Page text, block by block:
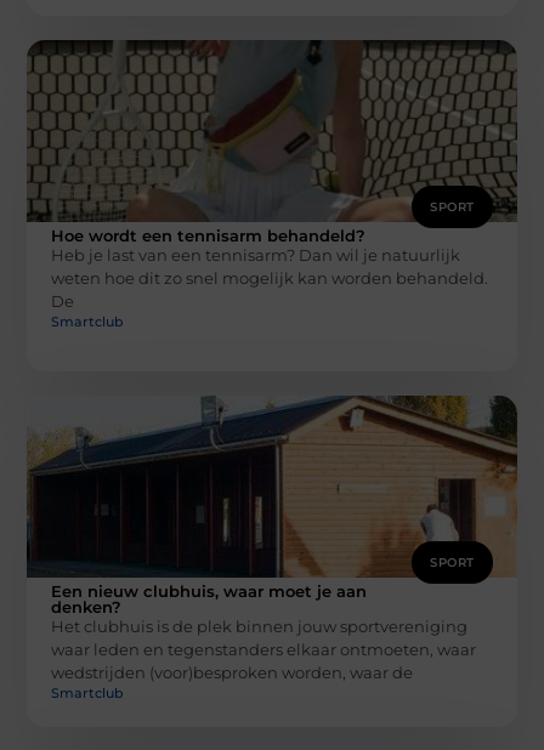
SPORT
Hoe wordt een tennisarm behandeld?
Heb je last van een tennisarm? Dan wil je natuurlijk
weten hoe dit zo snel mogelijk kan worden behandeld.
De
Smartclub
SPORT
Een nieuw clubhuis, waar moet je aan
denken?
Het clubhuis is de plek binnen jouw sportvereniging
waar leden en tegenstanders elkaar ontmoeten, waar
wedstrijden (voor)besproken worden, waar de
Smartclub